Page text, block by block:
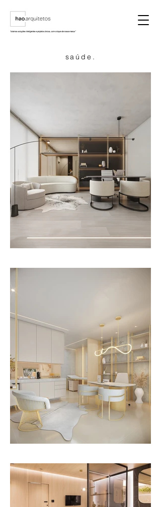
"criamos soluções inteligentes e projetos únicos, com o toque da nossa marca."
saúde.